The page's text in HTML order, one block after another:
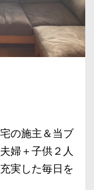
の施主＆当ブ
婦＋子供２人
実した毎日を